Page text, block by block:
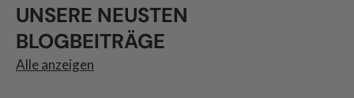
UNSERE NEUSTEN
BLOGBEITRÄGE
Alle anzeigen